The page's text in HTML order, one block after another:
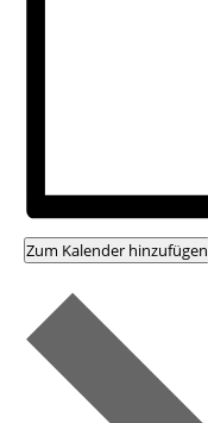
Zum Kalender hinzufügen